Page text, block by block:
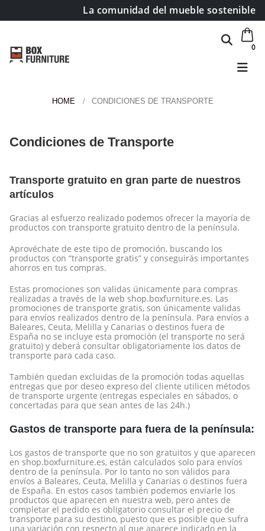
La comunidad del mueble sostenible
0
HOME CONDICIONES DE TRANSPORTE
Condiciones de Transporte
Transporte gratuito en gran parte de nuestros
artículos
Gracias al esfuerzo realizado podemos ofrecer la mayoría de
productos con transporte gratuito dentro de la península.
Aprovéchate de este tipo de promoción, buscando los
productos con “transporte gratis” y conseguirás importantes
ahorros en tus compras.
Estas promociones son validas únicamente para compras
realizadas a través de la web shop.boxfurniture.es. Las
promociones de transporte gratis, son únicamente validas
para envíos realizados dentro de la península. Para envíos a
Baleares, Ceuta, Melilla y Canarias o destinos fuera de
España no se incluye esta promoción (el transporte no será
gratuito) y deberá consultar obligatoriamente los datos de
transporte para cada caso.
También quedan excluidas de la promoción todas aquellas
entregas que por deseo expreso del cliente utilicen métodos
de transporte urgente (entregas especiales en sábados, o
concertadas para que sean antes de las 24h.)
Gastos de transporte para fuera de la península:
Los gastos de transporte que no son gratuitos y que aparecen
en shop.boxfurniture.es, están calculados solo para envíos
dentro de la península. Por lo tanto no son válidos para
envíos a Baleares, Ceuta, Melilla y Canarias o destinos fuera
de España. En estos casos también podemos enviarle los
productos que aparecen en nuestra web, pero antes de
completar el pedido es obligatorio consultar el precio de
transporte para su destino, puesto que es posible que sufra
una variación con respecto al que aparece indicado en la
Área de clientes
Mi lista de deseos
Atención al cliente
Formas de pago
Condiciones de transporte
Devoluciones y reembolsos
Aviso Legal y política de privacidad
FAQ´s
Atención al Cliente
Instrucciones de Montaje
Proveedores
¿Tienes un taller y quieres colaborar con nosotros?